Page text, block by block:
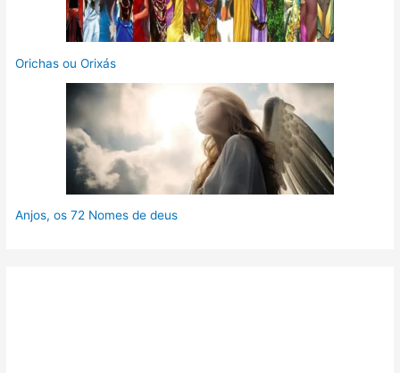
Orichas ou Orixás
Anjos, os 72 Nomes de deus